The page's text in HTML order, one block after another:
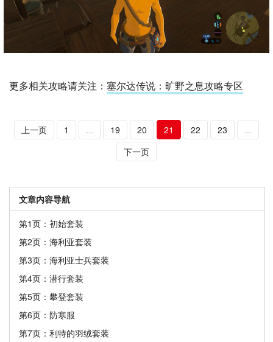
更多相关攻略请关注： 塞尔达传说：旷野之息攻略专区
上一页 1 ... 19 20 21 22 23
...
下一页
文章内容导航
第1页：初始套装
第2页：海利亚套装
第3页：海利亚士兵套装
第4页：潜行套装
第5页：攀登套装
第6页：防寒服
第7页：利特的羽绒套装